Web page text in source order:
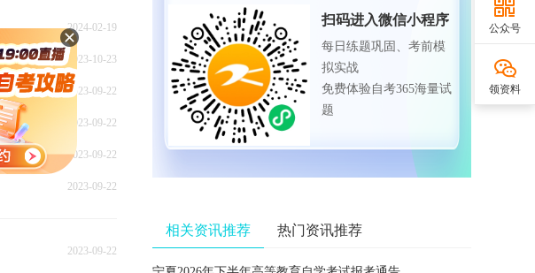
2024-02-19
2023-10-23
2023-09-22
2023-09-22
2023-09-22
2023-09-22
2023-09-22
扫码进入微信小程序
每日练题巩固、考前模
拟实战
免费体验自考365海量试
题
相关资讯推荐 热门资讯推荐
公众号
领资料